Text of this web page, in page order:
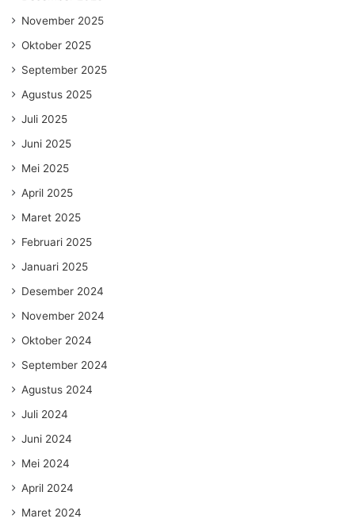
November 2025
Oktober 2025
September 2025
Agustus 2025
Juli 2025
Juni 2025
Mei 2025
April 2025
Maret 2025
Februari 2025
Januari 2025
Desember 2024
November 2024
Oktober 2024
September 2024
Agustus 2024
Juli 2024
Juni 2024
Mei 2024
April 2024
Maret 2024